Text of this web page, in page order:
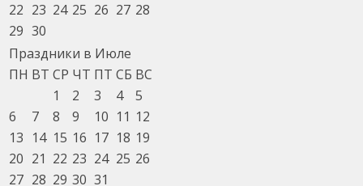
22 23 24 25 26 27 28
29 30
Праздники в Июле
ПН ВТ СР ЧТ ПТ СБ ВС
1
2 3 4
5
6
7 8 9 10 11 12
13 14 15 16 17 18 19
20 21 22 23 24 25 26
27 28 29 30 31